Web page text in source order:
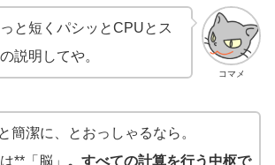
コマメ
と短くパシッとCPUとス
説明してや。
簡潔に、とおっしゃるなら。
**「脳」 。すべての計算を行う中枢で